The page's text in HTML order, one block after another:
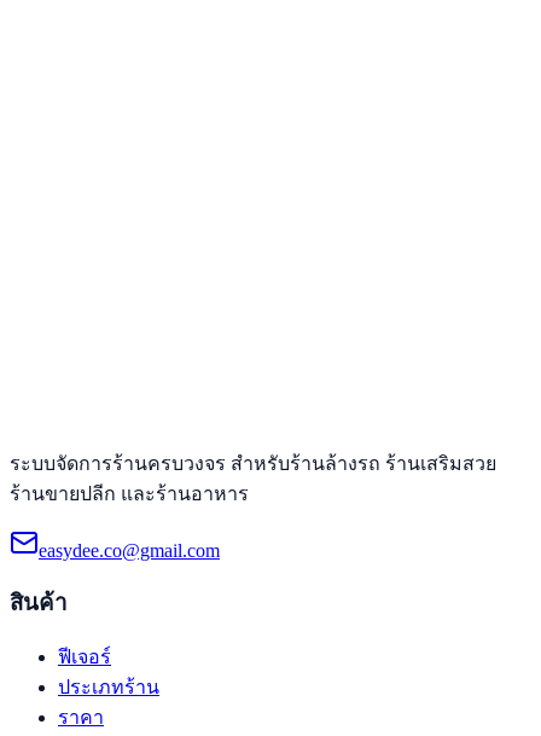
ระบบจัดการร้านครบวงจร สำหรับร้านล้างรถ ร้านเสริมสวย
ร้านขายปลีก และร้านอาหาร
easydee.co@gmail.com
สินค้า
ฟีเจอร์
ประเภทร้าน
ราคา